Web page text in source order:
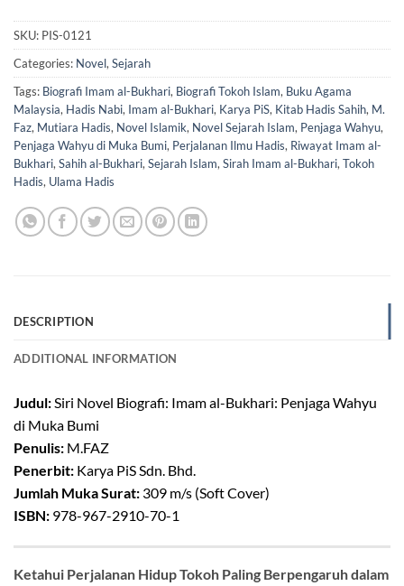
SKU: PIS-0121
Categories: Novel, Sejarah
Tags: Biografi Imam al-Bukhari, Biografi Tokoh Islam, Buku Agama
Malaysia, Hadis Nabi, Imam al-Bukhari, Karya PiS, Kitab Hadis Sahih, M.
Faz, Mutiara Hadis, Novel Islamik, Novel Sejarah Islam, Penjaga Wahyu,
Penjaga Wahyu di Muka Bumi, Perjalanan Ilmu Hadis, Riwayat Imam al-
Bukhari, Sahih al-Bukhari, Sejarah Islam, Sirah Imam al-Bukhari, Tokoh
Hadis, Ulama Hadis
DESCRIPTION
ADDITIONAL INFORMATION
Judul:Siri Novel Biografi: Imam al-Bukhari: Penjaga Wahyu
di Muka Bumi
Penulis: M.FAZ
Penerbit: Karya PiS Sdn. Bhd.
Jumlah Muka Surat: 309 m/s (Soft Cover)
ISBN: 978-967-2910-70-1
Ketahui Perjalanan Hidup Tokoh Paling Berpengaruh dalam